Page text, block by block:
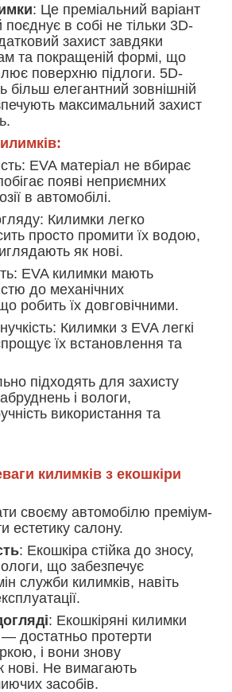
: Це преміальний варіант
поєднує в собі не тільки 3D-
захист завдяки
та покращеній формі, що
поверхню підлоги. 5D-
більш елегантний зовнішній
максимальний захист
: EVA матеріал не вбирає
появі неприємних
в автомобілі.
: Килимки легко
просто промити їх водою,
як нові.
: EVA килимки мають
до механічних
робить їх довговічними.
: Килимки з EVA легкі
їх встановлення та
підходять для захисту
і вологи,
використання та
килимків з екошкіри
своєму автомобілю преміум-
естетику салону.
: Екошкіра стійка до зносу,
що забезпечує
служби килимків, навіть
: Екошкіряні килимки
— достатньо протерти
і вони знову
нові. Не вимагають
засобів.